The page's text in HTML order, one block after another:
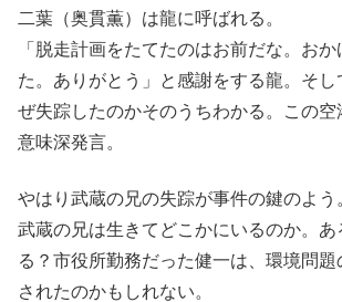
二葉（奥貫薫）は龍に呼ばれる。
「脱走計画をたてたのはお前だな。お
た。ありがとう」と感謝をする龍。そ
ぜ失踪したのかそのうちわかる。この空
意味深発言。
やはり武蔵の兄の失踪が事件の鍵のよう
武蔵の兄は生きてどこかにいるのか。あ
る？市役所勤務だった健一は、環境問
されたのかもしれない。